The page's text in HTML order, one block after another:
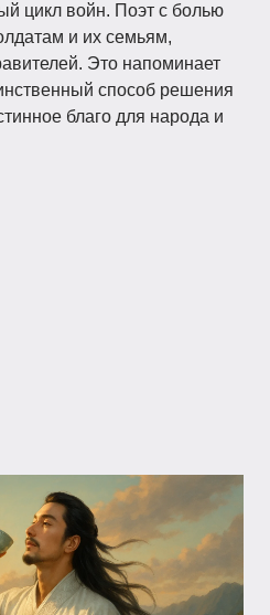
цикл войн. Поэт с болью
и их семьям,
Это напоминает
способ решения
благо для народа и